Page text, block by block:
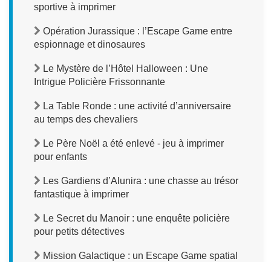
sportive à imprimer
Opération Jurassique : l’Escape Game entre
espionnage et dinosaures
Le Mystère de l’Hôtel Halloween : Une
Intrigue Policière Frissonnante
La Table Ronde : une activité d’anniversaire
au temps des chevaliers
Le Père Noël a été enlevé - jeu à imprimer
pour enfants
Les Gardiens d’Alunira : une chasse au trésor
fantastique à imprimer
Le Secret du Manoir : une enquête policière
pour petits détectives
Mission Galactique : un Escape Game spatial